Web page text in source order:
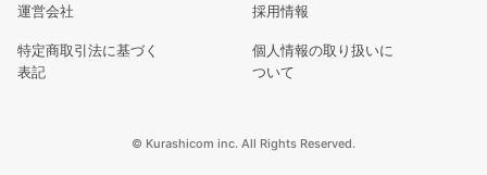
運営会社 採用情報
特定商取引法に基づく
表記
個人情報の取り扱いに
ついて
© Kurashicom inc. All Rights Reserved.